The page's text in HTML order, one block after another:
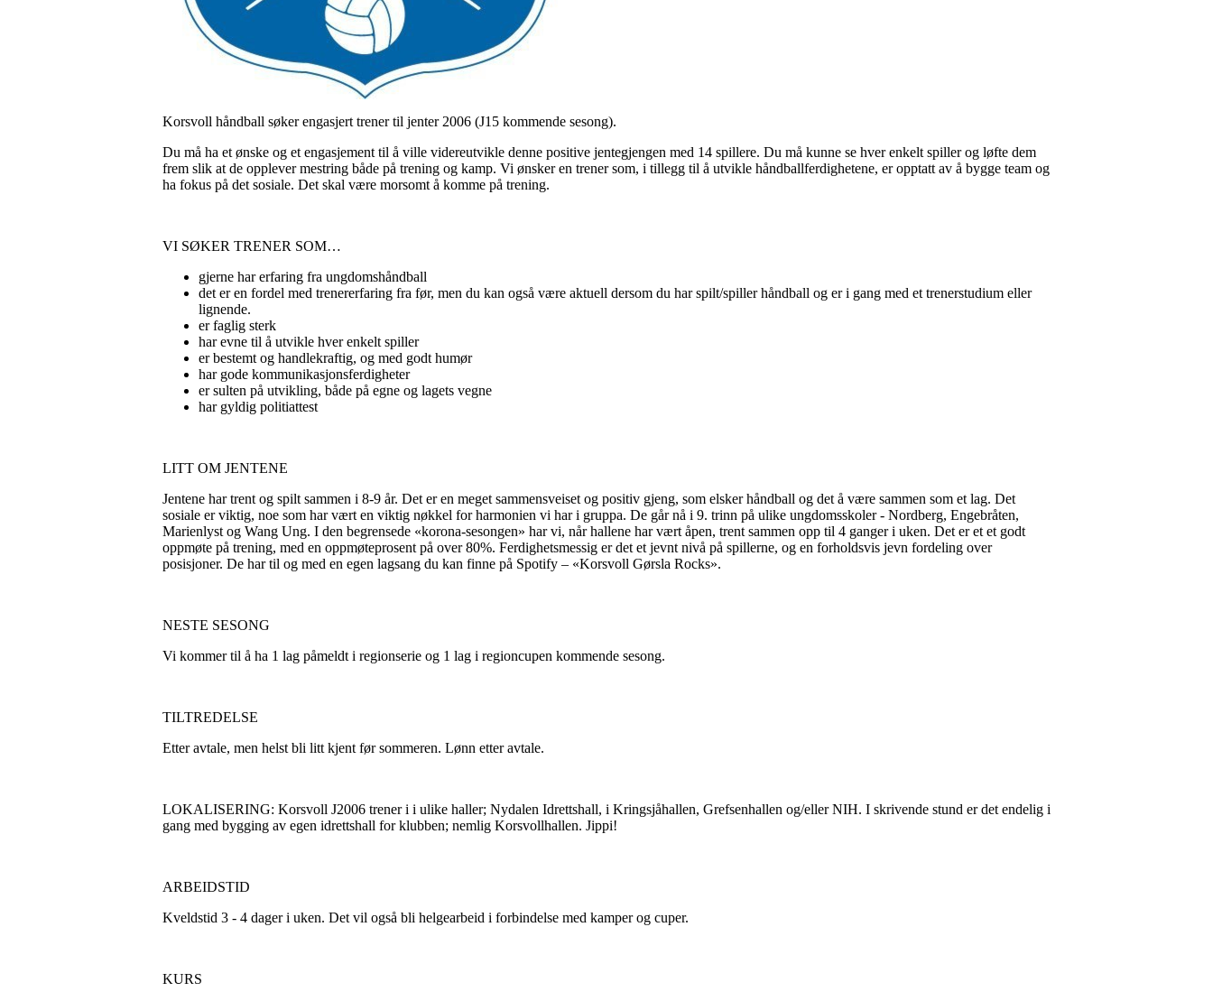
Korsvoll håndball søker engasjert trener til jenter 2006 (J15 kommende sesong).
Du må ha et ønske og et engasjement til å ville videreutvikle denne positive jentegjengen med 14 spillere. Du må kunne se hver enkelt spiller og løfte dem
frem slik at de opplever mestring både på trening og kamp. Vi ønsker en trener som, i tillegg til å utvikle håndballferdighetene, er opptatt av å bygge team og
ha fokus på det sosiale. Det skal være morsomt å komme på trening.
VI SØKER TRENER SOM…
gjerne har erfaring fra ungdomshåndball
det er en fordel med trenererfaring fra før, men du kan også være aktuell dersom du har spilt/spiller håndball og er i gang med et trenerstudium eller
lignende.
er faglig sterk
har evne til å utvikle hver enkelt spiller
er bestemt og handlekraftig, og med godt humør
har gode kommunikasjonsferdigheter
er sulten på utvikling, både på egne og lagets vegne
har gyldig politiattest
LITT OM JENTENE
Jentene har trent og spilt sammen i 8-9 år. Det er en meget sammensveiset og positiv gjeng, som elsker håndball og det å være sammen som et lag. Det
sosiale er viktig, noe som har vært en viktig nøkkel for harmonien vi har i gruppa. De går nå i 9. trinn på ulike ungdomsskoler - Nordberg, Engebråten,
Marienlyst og Wang Ung. I den begrensede «korona-sesongen» har vi, når hallene har vært åpen, trent sammen opp til 4 ganger i uken. Det er et et godt
oppmøte på trening, med en oppmøteprosent på over 80%. Ferdighetsmessig er det et jevnt nivå på spillerne, og en forholdsvis jevn fordeling over
posisjoner. De har til og med en egen lagsang du kan finne på Spotify – «Korsvoll Gørsla Rocks».
NESTE SESONG
Vi kommer til å ha 1 lag påmeldt i regionserie og 1 lag i regioncupen kommende sesong.
TILTREDELSE
Etter avtale, men helst bli litt kjent før sommeren. Lønn etter avtale.
LOKALISERING: Korsvoll J2006 trener i i ulike haller; Nydalen Idrettshall, i Kringsjåhallen, Grefsenhallen og/eller NIH. I skrivende stund er det endelig i
gang med bygging av egen idrettshall for klubben; nemlig Korsvollhallen. Jippi!
ARBEIDSTID
Kveldstid 3 - 4 dager i uken. Det vil også bli helgearbeid i forbindelse med kamper og cuper.
KURS